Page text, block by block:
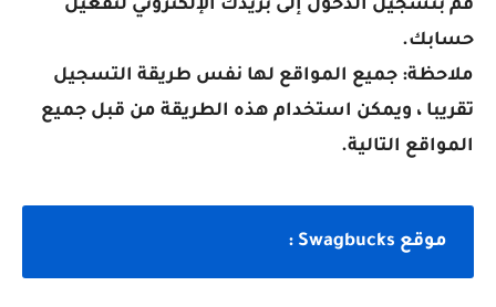
قم بتسجيل الدخول إلى بريدك الإلكتروني لتفعيل
حسابك.
ملاحظة: جميع المواقع لها نفس طريقة التسجيل
تقريبا ، ويمكن استخدام هذه الطريقة من قبل جميع
المواقع التالية.
موقع Swagbucks :